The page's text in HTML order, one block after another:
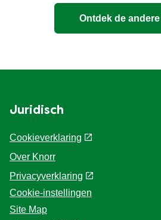
Ontdek de
Juridisch
Cookieverklaring
Over Knorr
Privacyverklaring
Cookie-instellingen
Site Map